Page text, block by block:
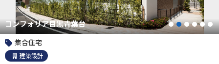
コンフォリア目黒青葉台 1 2 3 4 5
集合住宅
建築設計